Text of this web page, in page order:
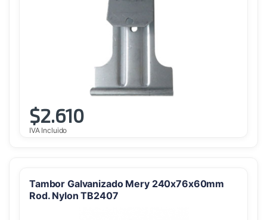
$2.610
IVA Incluido
Tambor Galvanizado Mery 240x76x60mm
Rod. Nylon TB2407